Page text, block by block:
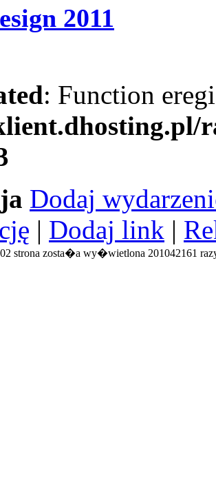
2011
: Function
Dodaj
| Dodaj link |
strona zosta�a wy�wietlona 201042161